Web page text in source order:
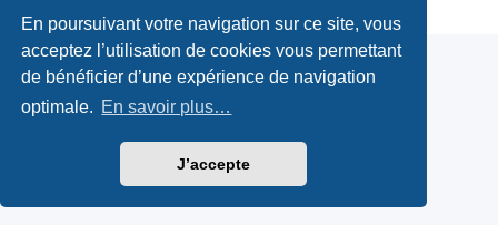
En poursuivant votre navigation sur ce site, vous
acceptez l’utilisation de cookies vous permettant
de bénéficier d’une expérience de navigation
optimale. En savoir plus…
J’accepte